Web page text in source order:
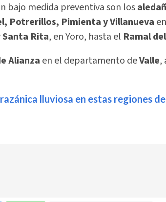
bajo medida preventiva son los
Potrerillos, Pimienta y Villanueva
Rita, en Yoro, hasta el Ramal
Alianza en el departamento deValle,
lluviosa en estas regiones